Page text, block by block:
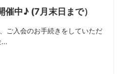
催中♪ (7月末日まで）
ご入会のお手続きをしていただ